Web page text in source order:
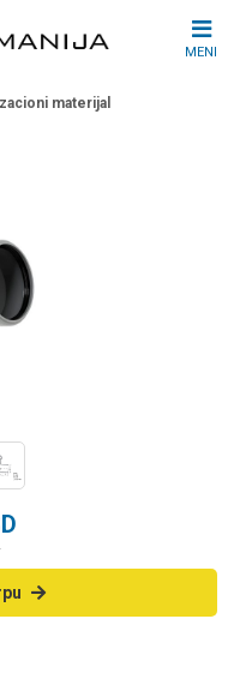
MENI
materijal